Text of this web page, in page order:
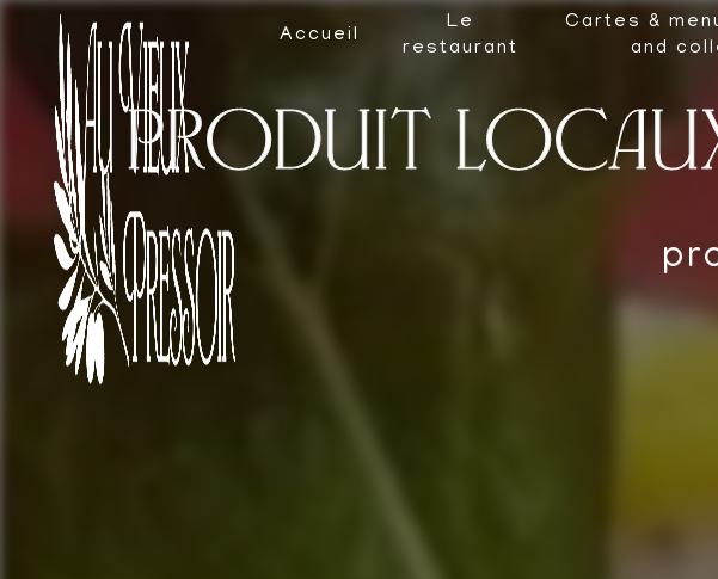
Accueil
Le
restaurant
Cartes &
and
produit
Panneau de gestion des cookies